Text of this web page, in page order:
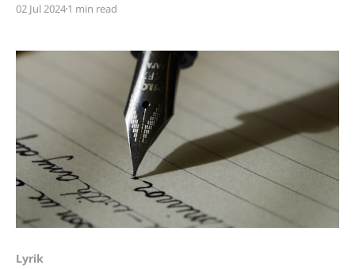
02 Jul 20241 min read
Lyrik